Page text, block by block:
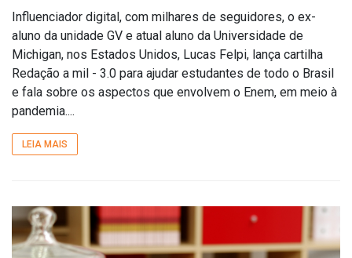
Influenciador digital, com milhares de seguidores, o ex-
aluno da unidade GV e atual aluno da Universidade de
Michigan, nos Estados Unidos, Lucas Felpi, lança cartilha
Redação a mil - 3.0 para ajudar estudantes de todo o Brasil
e fala sobre os aspectos que envolvem o Enem, em meio à
pandemia....
LEIA MAIS